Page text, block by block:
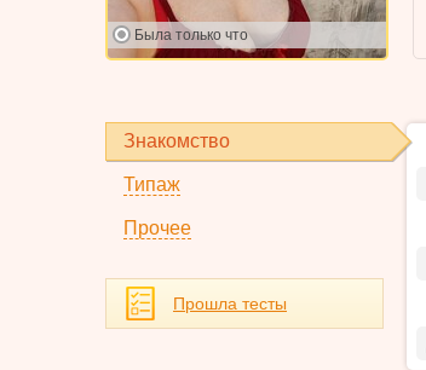
Была только что
Знакомство
Типаж
Прочее
Прошла тесты